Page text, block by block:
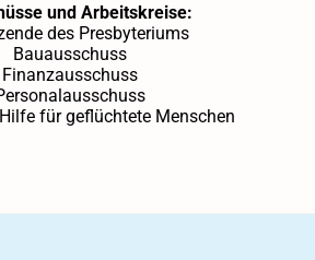
und Arbeitskreise:
des Presbyteriums
Bauausschuss
Finanzausschuss
für geflüchtete Menschen